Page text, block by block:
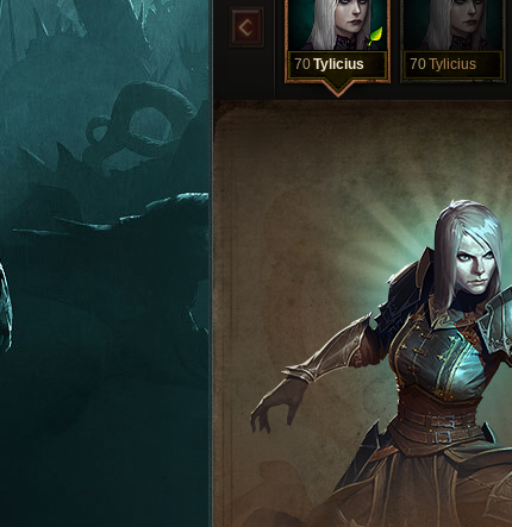
70Tylicius 70Tylicius